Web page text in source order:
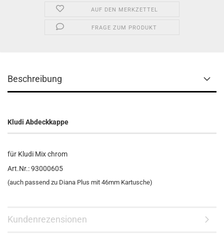
AUF DEN MERKZETTEL
FRAGE ZUM PRODUKT
Beschreibung
Kludi Abdeckkappe
für Kludi Mix chrom
Art.Nr.: 93000605
(auch passend zu Diana Plus mit 46mm Kartusche)
Kundenrezensionen